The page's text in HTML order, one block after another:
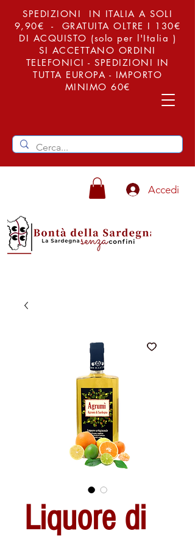
SPEDIZIONI IN ITALIA A SOLI
9,90€ - GRATUITA OLTRE I 130€
DI ACQUISTO (solo per l'Italia )
SI ACCETTANO ORDINI
TELEFONICI - SPEDIZIONI IN
TUTTA EUROPA - IMPORTO
MINIMO 60€
Accedi
Liquore di